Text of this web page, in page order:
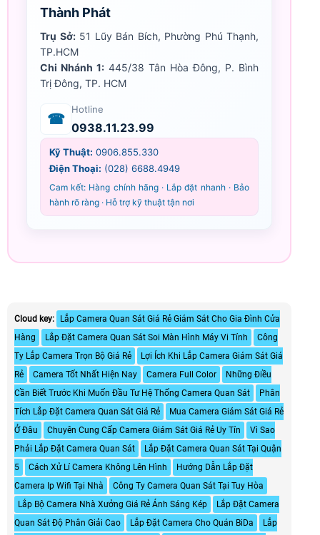
Thành Phát
Trụ Sở:51 Lũy Bán Bích, Phường Phú Thạnh,
TP.HCM
Chi Nhánh 1: 445/38 Tân Hòa Đông, P. Bình
Trị Đông, TP. HCM
☎
Hotline
0938.11.23.99
Kỹ Thuật: 0906.855.330
Điện Thoại: (028) 6688.4949
Cam kết: Hàng chính hãng · Lắp đặt nhanh · Bảo
hành rõ ràng · Hỗ trợ kỹ thuật tận nơi
Cloud key:
Lắp Camera Quan Sát Giá Rẻ Giám Sát Cho Gia Đình Cửa
Hàng
Lắp Đặt Camera Quan Sát Soi Màn Hình Máy Vi Tính
Công
Ty Lắp Camera Trọn Bộ Giá Rẻ
Lợi Ích Khi Lắp Camera Giám Sát Giá
Rẻ
Camera Tốt Nhất Hiện Nay Camera Full Color
Những Điều
Cần Biết Trước Khi Muốn Đầu Tư Hệ Thống Camera Quan Sát
Phân
Tích Lắp Đặt Camera Quan Sát Giá Rẻ
Mua Camera Giám Sát Giá Rẻ
Ở Đâu
Chuyên Cung Cấp Camera Giám Sát Giá Rẻ Uy Tín
Vì Sao
Phải Lắp Đặt Camera Quan Sát
Lắp Đặt Camera Quan Sát Tại Quận
5
Cách Xử Lí Camera Không Lên Hình
Hướng Dẫn Lắp Đặt
Camera Ip Wifi Tại Nhà
Công Ty Camera Quan Sát Tại Tuy Hòa
Lắp Bộ Camera Nhà Xưởng Giá Rẻ Ánh Sáng Kép
Lắp Đặt Camera
Quan Sát Độ Phân Giải Cao
Lắp Đặt Camera Cho Quán BiDa
Lắp